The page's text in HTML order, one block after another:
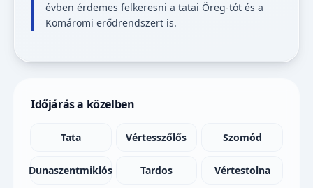
évben érdemes felkeresni a tatai Öreg-tót és a
Komáromi erődrendszert is.
Időjárás a közelben
Tata Vértesszőlős Szomód
Dunaszentmiklós Tardos Vértestolna